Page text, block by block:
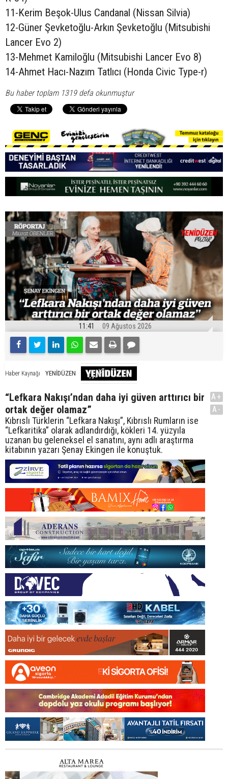
11-Kerim Beşok-Ulus Candanal (Nissan Silvia)
12-Güner Şevketoğlu-Arkın Şevketoğlu (Mitsubishi
Lancer Evo 2)
13-Mehmet Kamiloğlu (Mitsubishi Lancer Evo 8)
14-Ahmet Hacı-Nazım Tatlıcı (Honda Civic Type-r)
Bu haber toplam 1319 defa okunmuştur
11:41 09 Ağustos 2026
Haber Kaynağı YENİDÜZEN
“Lefkara Nakışı’ndan daha iyi güven arttırıcı bir
ortak değer olamaz”
Kıbrıslı Türklerin “Lefkara Nakışı”, Kıbrıslı Rumların ise
“Lefkaritika” olarak adlandırdığı, kökleri 14. yüzyıla
uzanan bu geleneksel el sanatını, aynı adlı araştırma
kitabının yazarı Şenay Ekingen ile konuştuk.
A+
A-